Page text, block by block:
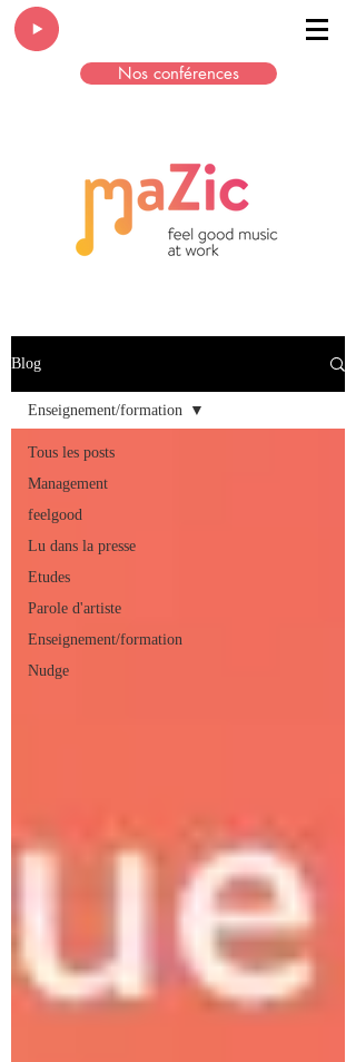
Nos conférences
Blog
Tous les posts
Management
feelgood
Lu dans la presse
Etudes
Parole d'artiste
Enseignement/formation
Nudge
Enseignement/formation